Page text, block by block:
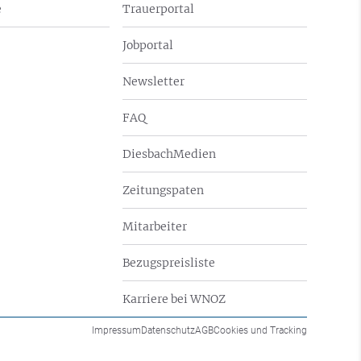
Trauerportal
Jobportal
Newsletter
FAQ
DiesbachMedien
Zeitungspaten
Mitarbeiter
Bezugspreisliste
Karriere bei WNOZ
ImpressumDatenschutzAGBCookies und Tracking